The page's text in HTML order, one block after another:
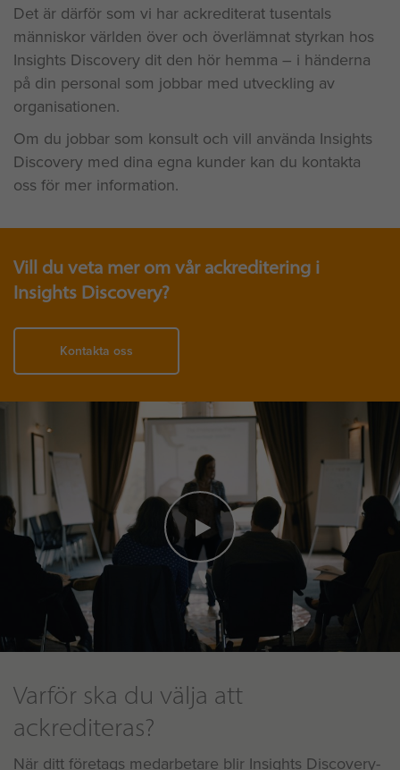
Det är därför som vi har ackrediterat tusentals
människor världen över och överlämnat styrkan hos
Insights Discovery dit den hör hemma – i händerna
på din personal som jobbar med utveckling av
organisationen.
Om du jobbar som konsult och vill använda Insights
Discovery med dina egna kunder kan du kontakta
oss för mer information.
Vill du veta mer om vår ackreditering i
Insights Discovery?
Kontakta oss
Varför ska du välja att
ackrediteras?
När ditt företags medarbetare blir Insights Discovery-